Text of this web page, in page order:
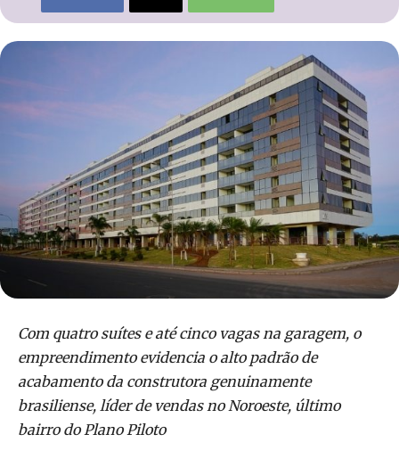
Com quatro suítes e até cinco vagas na garagem, o
empreendimento evidencia o alto padrão de
acabamento da construtora genuinamente
brasiliense, líder de vendas no Noroeste, último
bairro do Plano Piloto